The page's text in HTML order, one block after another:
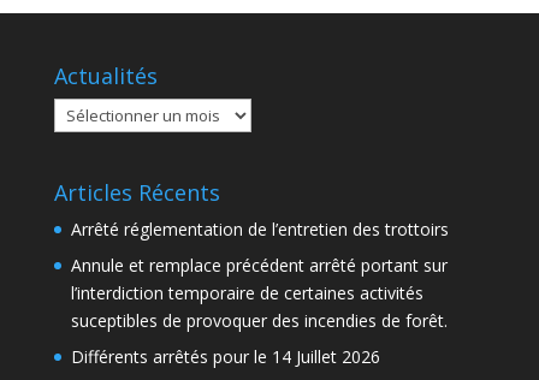
Actualités
Actualités
Articles Récents
Arrêté réglementation de l’entretien des trottoirs
Annule et remplace précédent arrêté portant sur
l’interdiction temporaire de certaines activités
suceptibles de provoquer des incendies de forêt.
Différents arrêtés pour le 14 Juillet 2026